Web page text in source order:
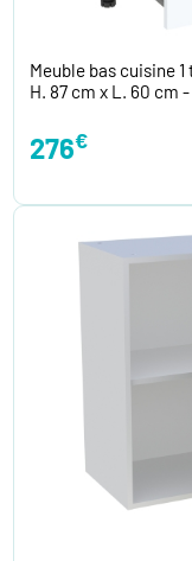
Meuble bas cuisine
H. 87 cm x L. 60 cm
276€